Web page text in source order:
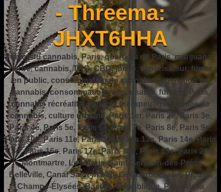
- Threema:
JHXT6HHA
fumer du cannabis, Paris, quartiers de Paris, marijuana,
herbe, cannabis, THC, CBD, joints, vaporisateur, fumer
en public, consommation de cannabis, législation du
cannabis, consommation responsable, fumer à Paris,
cannabis récréatif, cannabis thérapeutique, fumée de
cannabis, culture urbaine, Paris 1er, Paris 2e, Paris 3e,
Paris 4e, Paris 5e, Paris 6e, Paris 7e, Paris 8e, Paris 9e,
Paris 10e, Paris 11e, Paris 12e, Paris 13e, Paris 14e, Paris
15e, Paris 16e, Paris 17e, Paris 18e, Paris 19e, Paris 20e,
Montmartre, Le Marais, Saint-Germain-des-Prés,
Belleville, Canal Saint-Martin, Le Quartier Latin, Pigalle,
Champs-Élysées, Bastille, République, Place de la